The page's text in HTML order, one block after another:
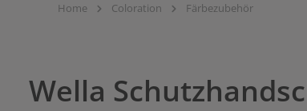
Home Coloration Färbezubehör
Wella